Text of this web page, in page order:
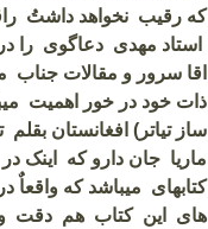
که رقیب نخواهد داشتُ
استاد مهدی دعاگوی را
اقا سرور و مقالات جناب
ذات خود در خور اهمیت
ساز تیاتر) افغانستان
ماریا جان دارو که اینک
کتابهای میباشد که
های این کتاب هم دقت و